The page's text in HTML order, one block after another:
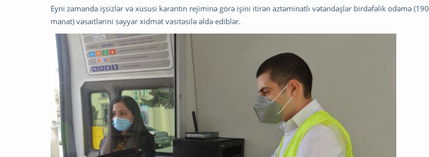
Eyni zamanda işsizlər və xüsusi karantin rejiminə görə işini itirən aztəminatlı vətəndaşlar birdəfəlik ödəmə (190
manat) vəsaitlərini səyyar xidmət vasitəsilə əldə ediblər.